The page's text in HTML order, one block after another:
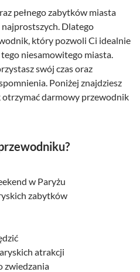
pełnego zabytków miasta
Dlatego
który pozwoli Ci idealnie
niesamowitego miasta.
swój czas oraz
Poniżej znajdziesz
darmowy przewodnik
w Paryżu
zabytków
atrakcji
zwiedzania